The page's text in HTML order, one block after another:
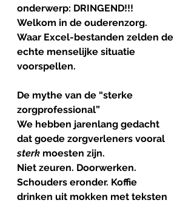
onderwerp: DRINGEND!!!
Welkom in de ouderenzorg.
Waar Excel-bestanden zelden de
echte menselijke situatie
voorspellen.
De mythe van de “sterke
zorgprofessional”
We hebben jarenlang gedacht
dat goede zorgverleners vooral
sterk moesten zijn.
Niet zeuren. Doorwerken.
Schouders eronder. Koffie
drinken uit mokken met teksten